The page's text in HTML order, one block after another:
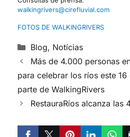
walkingrivers@cirefluvial.com
FOTOS DE WALKINGRIVERS
Blog, Notícias
Más de 4.000 personas
para celebrar los ríos este
parte de WalkingRivers
RestauraRíos alcanza las